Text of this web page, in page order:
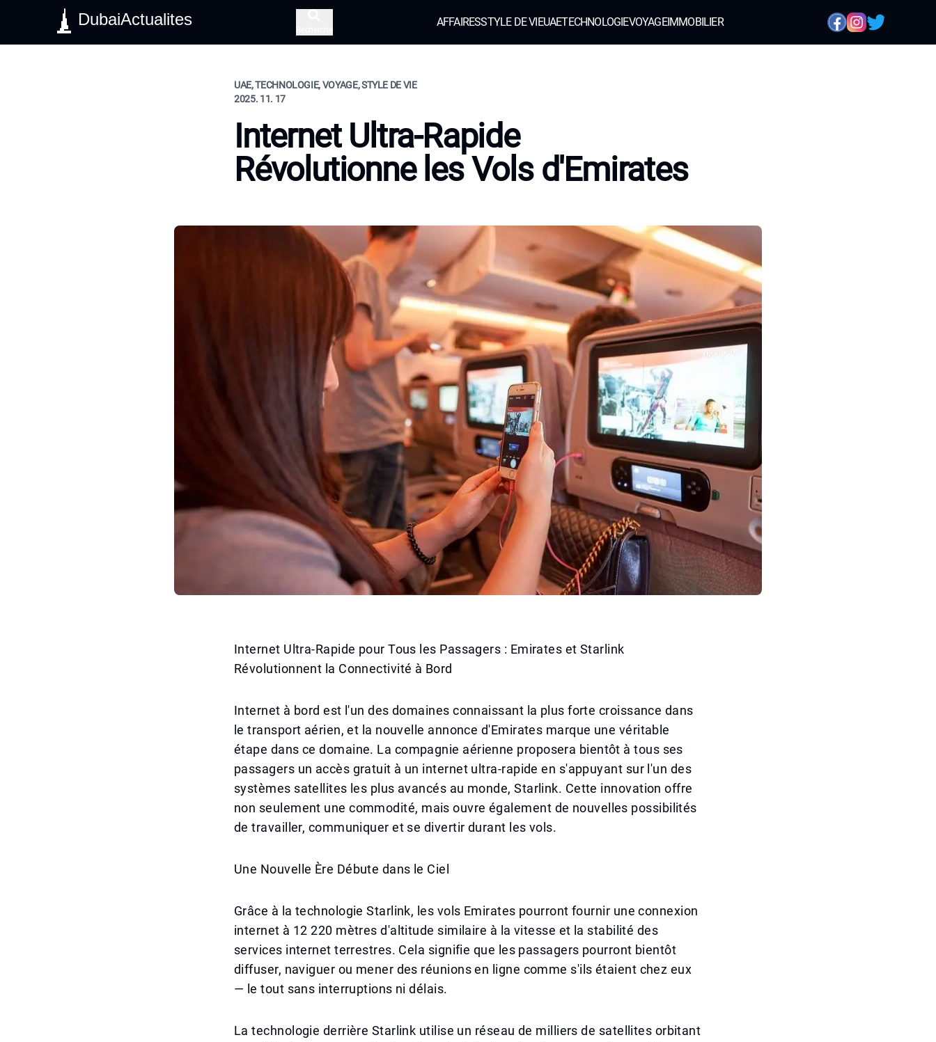
DubaiActualites AFFAIRESSTYLE DE VIEUAETECHNOLOGIEVOYAGEIMMOBILIER
UAE, TECHNOLOGIE, VOYAGE, STYLE DE VIE
2025. 11. 17
Internet Ultra-Rapide
Révolutionne les Vols d'Emirates
Internet Ultra-Rapide pour Tous les Passagers : Emirates et Starlink
Révolutionnent la Connectivité à Bord
Internet à bord est l'un des domaines connaissant la plus forte croissance dans
le transport aérien, et la nouvelle annonce d'Emirates marque une véritable
étape dans ce domaine. La compagnie aérienne proposera bientôt à tous ses
passagers un accès gratuit à un internet ultra-rapide en s'appuyant sur l'un des
systèmes satellites les plus avancés au monde, Starlink. Cette innovation offre
non seulement une commodité, mais ouvre également de nouvelles possibilités
de travailler, communiquer et se divertir durant les vols.
Une Nouvelle Ère Débute dans le Ciel
Grâce à la technologie Starlink, les vols Emirates pourront fournir une connexion
internet à 12 220 mètres d'altitude similaire à la vitesse et la stabilité des
services internet terrestres. Cela signifie que les passagers pourront bientôt
diffuser, naviguer ou mener des réunions en ligne comme s'ils étaient chez eux
— le tout sans interruptions ni délais.
La technologie derrière Starlink utilise un réseau de milliers de satellites orbitant